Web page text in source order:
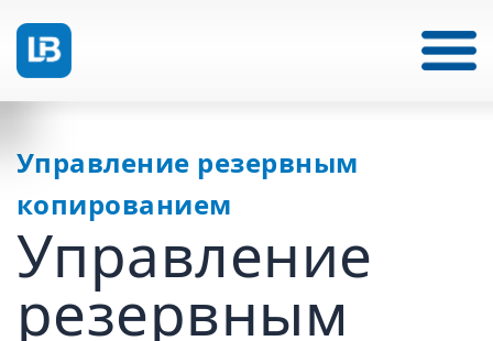
Управление резервным
копированием
Управление
резервным